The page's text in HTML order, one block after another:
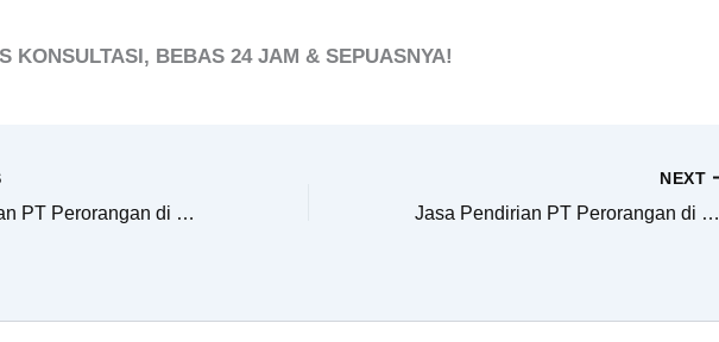
KONSULTASI, BEBAS 24 JAM & SEPUASNYA!
Jasa Pendirian PT Perorangan di Kabupaten Purworejo
NEXT
Jasa Pendirian PT Perorangan di Kabupaten Kebumen